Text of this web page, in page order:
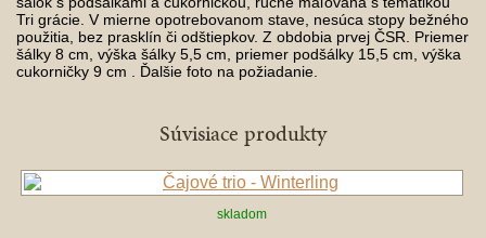
Tri grácie. V mierne opotrebovanom stave, nesúca stopy bežného
použitia, bez prasklín či odštiepkov. Z obdobia prvej ČSR. Priemer
šálky 8 cm, výška šálky 5,5 cm, priemer podšálky 15,5 cm, výška
cukorničky 9 cm . Ďalšie foto na požiadanie.
Súvisiace produkty
skladom